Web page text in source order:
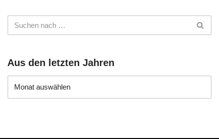
Aus den letzten Jahren